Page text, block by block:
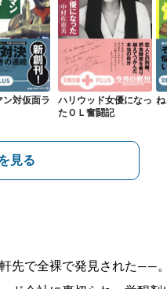
ン対仮面ラ
ハリウッド女優になっ
たＯＬ奮闘記
ね
見る
先で全裸で発見された――